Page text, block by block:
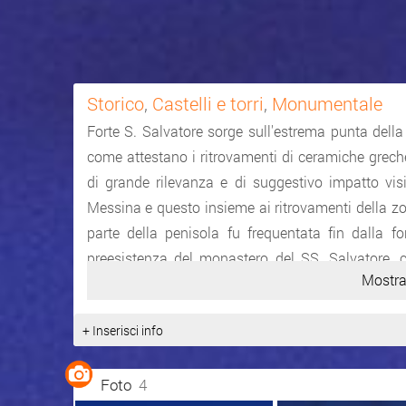
Storico, Castelli e torri, Monumentale
Forte S. Salvatore sorge sull'estrema punta
come attestano i ritrovamenti di ceramiche
di grande rilevanza e di suggestivo impatto
Messina e questo insieme ai ritrovamenti della
parte della penisola fu frequentata fin dalla
preesistenza del monastero del SS.
Conte Ruggero nel 1086 che su quel luogo
codici musicali greco-bizantini sono custoditi
ospitato Papa Urbano VI; si ha notizia di una
mosaici (tra i primi in Sicilia). Nella parte pi�
+ Inserisci info
Foto 4